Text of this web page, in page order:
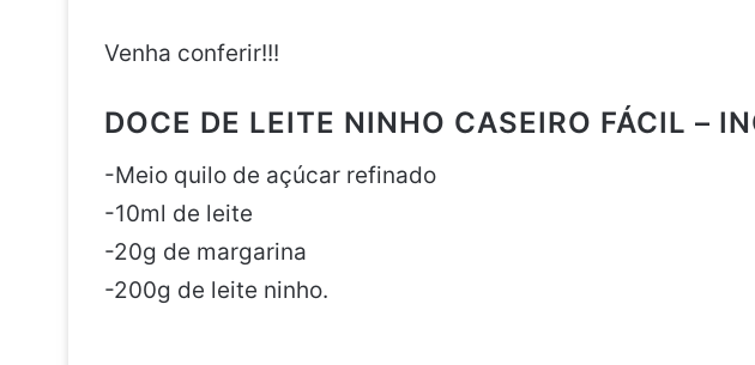
Venha conferir!!!
DOCE DE LEITE NINHO CASEIRO FÁCIL –
-Meio quilo de açúcar refinado
-10ml de leite
-20g de margarina
-200g de leite ninho.